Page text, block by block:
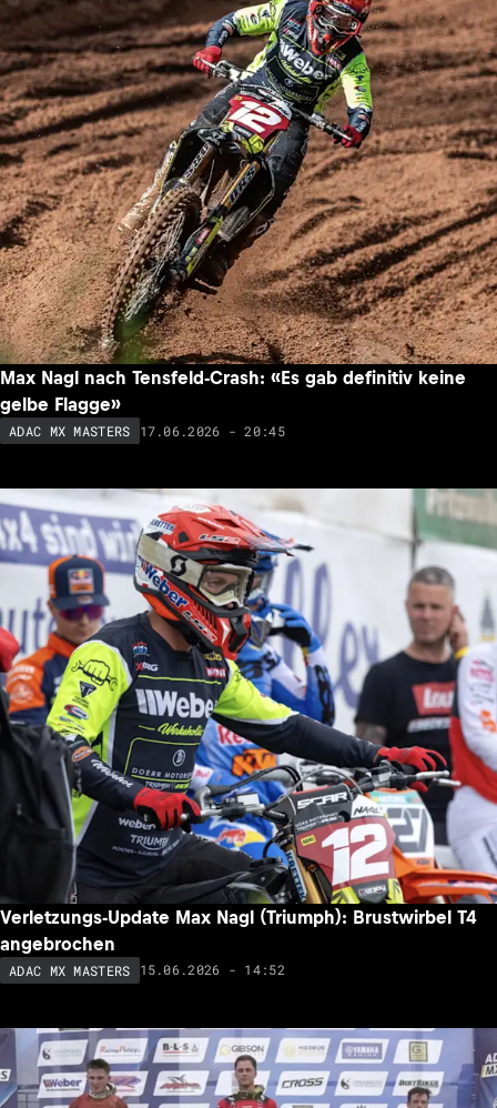
Max Nagl nach Tensfeld-Crash: «Es gab definitiv keine
gelbe Flagge»
ADAC MX MASTERS 17.06.2026 - 20:45
Verletzungs-Update Max Nagl (Triumph): Brustwirbel T4
angebrochen
ADAC MX MASTERS 15.06.2026 - 14:52